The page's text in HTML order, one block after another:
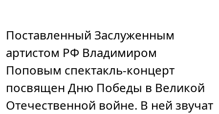
Поставленный Заслуженным
артистом РФ Владимиром
Поповым спектакль-концерт
посвящен Дню Победы в Великой
Отечественной войне. В ней звучат